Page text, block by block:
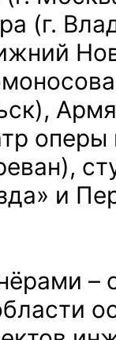
(г.
и
–